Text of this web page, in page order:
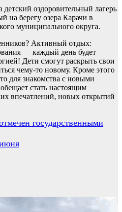
оздоровительный лагерь
на берегу озера Карачи в
муниципального округа.
Активный отдых:
— каждый день будет
Дети смогут раскрыть свои
чему-то новому. Кроме этого
для знакомства с новыми
стать настоящим
впечатлений, новых открытий
государственными